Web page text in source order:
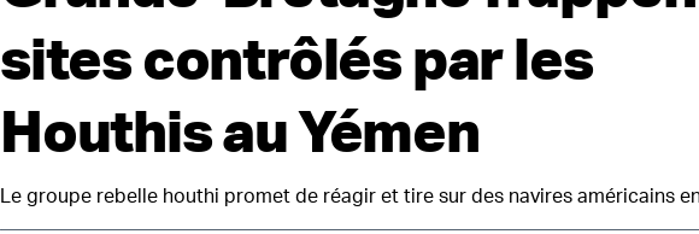
sites contrôlés par les
Houthis au Yémen
Le groupe rebelle houthi promet de réagir et tire sur des navires américains